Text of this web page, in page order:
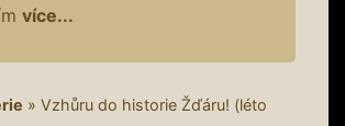
více...
» Vzhůru do historie Žďáru! (léto